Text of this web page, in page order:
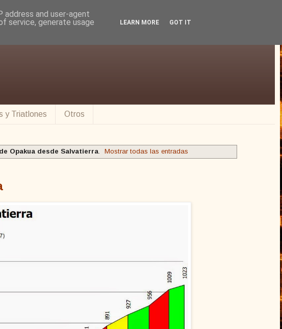
y Triatlones Otros
Opakua desde Salvatierra. Mostrar todas las entradas
address and user-agent
service, generate usage
LEARN MORE GOT IT